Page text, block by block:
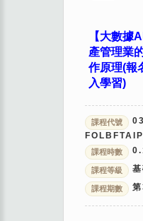
【大數據
產管理業
作原理(報
入學習)
課程代號
課程時數
課程等級
課程期數 第